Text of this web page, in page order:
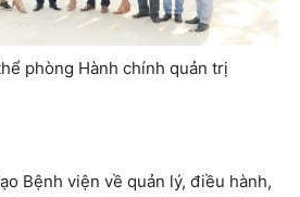
phòng Hành chính quản trị
Bệnh viện về quản lý, điều hành,